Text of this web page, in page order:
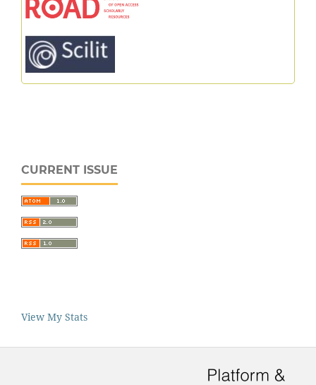
CURRENT ISSUE
View My Stats